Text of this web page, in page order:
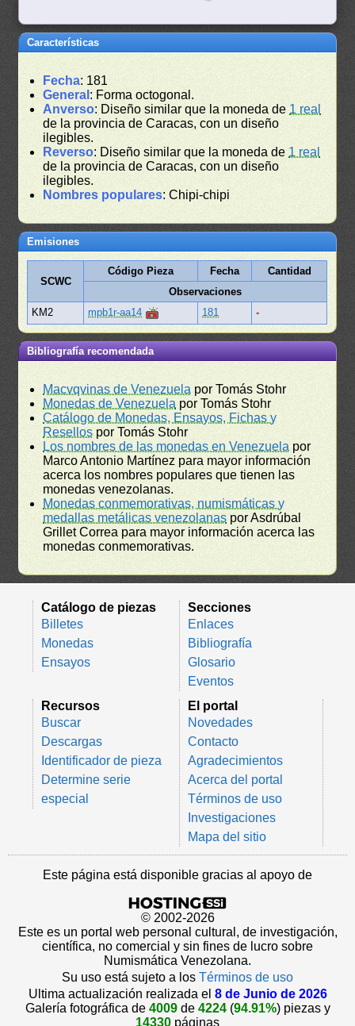
Características
Fecha: 181
General : Forma octogonal.
Anverso: Diseño similar que la moneda de 1 real
de la provincia de Caracas, con un diseño
ilegibles.
Reverso: Diseño similar que la moneda de 1 real
de la provincia de Caracas, con un diseño
ilegibles.
Nombres populares: Chipi-chipi
Emisiones
SCWC
Código Pieza Fecha
Cantidad
Observaciones
KM2
mpb1r-aa14 181 -
Bibliografía recomendada
Macvqvinas de Venezuela por Tomás Stohr
Monedas de Venezuela por Tomás Stohr
Catálogo de Monedas, Ensayos, Fichas y
Resellos por Tomás Stohr
Los nombres de las monedas en Venezuela por
Marco Antonio Martínez para mayor información
acerca los nombres populares que tienen las
monedas venezolanas.
Monedas conmemorativas, numismáticas y
medallas metálicas venezolanas por Asdrúbal
Grillet Correa para mayor información acerca las
monedas conmemorativas.
Catálogo de piezas
Billetes
Monedas
Ensayos
Secciones
Enlaces
Bibliografía
Glosario
Eventos
Recursos
Buscar
Descargas
Identificador de pieza
Determine serie
especial
El portal
Novedades
Contacto
Agradecimientos
Acerca del portal
Términos de uso
Investigaciones
Mapa del sitio
Este página está disponible gracias al apoyo de
© 2002-2026
Este es un portal web personal cultural, de investigación,
científica, no comercial y sin fines de lucro sobre
Numismática Venezolana.
Su uso está sujeto a los Términos de uso
Ultima actualización realizada el 8 de Junio de 2026
Galería fotográfica de 4009de 4224(94.91%) piezas y
14330 páginas